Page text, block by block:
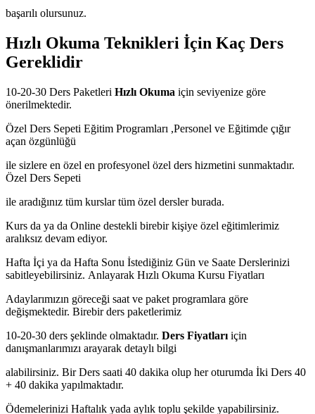
başarılı olursunuz.
Hızlı Okuma Teknikleri İçin Kaç Ders
Gereklidir
10-20-30 Ders Paketleri Hızlı Okuma için seviyenize göre
önerilmektedir.
Özel Ders Sepeti Eğitim Programları ,Personel ve Eğitimde çığır
açan özgünlüğü
ile sizlere en özel en profesyonel özel ders hizmetini sunmaktadır.
Özel Ders Sepeti
ile aradığınız tüm kurslar tüm özel dersler burada.
Kurs da ya da Online destekli birebir kişiye özel eğitimlerimiz
aralıksız devam ediyor.
Hafta İçi ya da Hafta Sonu İstediğiniz Gün ve Saate Derslerinizi
sabitleyebilirsiniz. Anlayarak Hızlı Okuma Kursu Fiyatları
Adaylarımızın göreceği saat ve paket programlara göre
değişmektedir. Birebir ders paketlerimiz
10-20-30 ders şeklinde olmaktadır. Ders Fiyatları için
danışmanlarımızı arayarak detaylı bilgi
alabilirsiniz. Bir Ders saati 40 dakika olup her oturumda İki Ders 40
+ 40 dakika yapılmaktadır.
Ödemelerinizi Haftalık yada aylık toplu şekilde yapabilirsiniz.